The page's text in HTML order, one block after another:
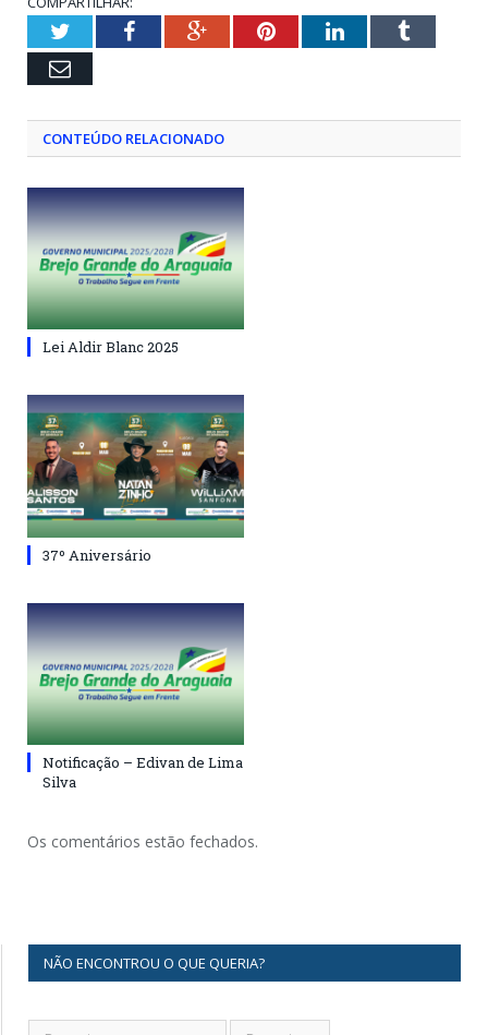
TwitterFacebookGoogle+PinterestLinkedInTumblr
Email
CONTEÚDO RELACIONADO
Lei Aldir Blanc 2025
37º Aniversário
Notificação – Edivan de Lima
Silva
Os comentários estão fechados.
NÃO ENCONTROU O QUE QUERIA?